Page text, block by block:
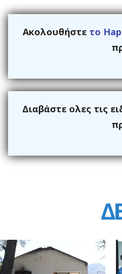
Ακολουθήστε το
Διαβάστε ολες τις